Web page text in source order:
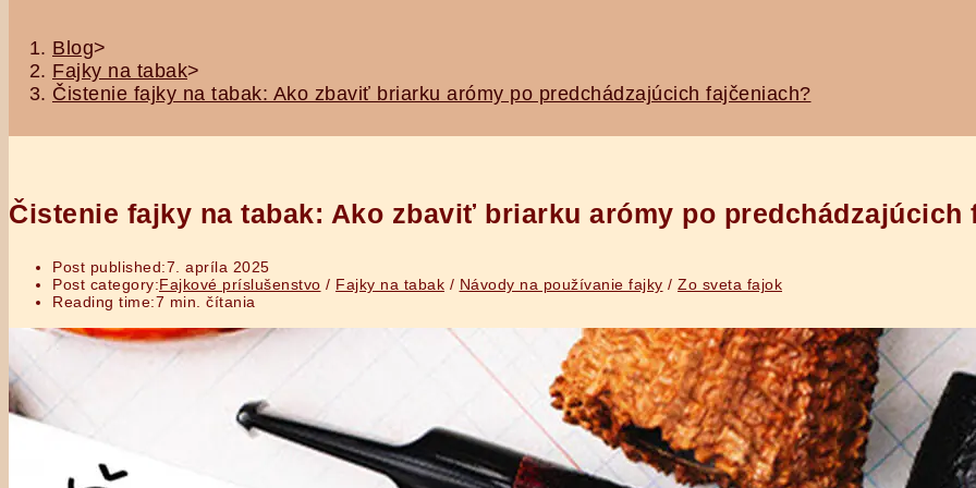
Blog>
Fajky na tabak>
Čistenie fajky na tabak: Ako zbaviť briarku arómy po predchádzajúcich fajčeniach?
Čistenie fajky na tabak: Ako zbaviť briarku arómy po predchádzajúcich
Post published:7. apríla 2025
Post category:Fajkové príslušenstvo / Fajky na tabak / Návody na používanie fajky / Zo sveta fajok
Reading time:7 min. čítania